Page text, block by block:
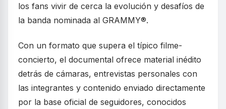
los fans vivir de cerca la evolución y desafíos de
la banda nominada al GRAMMY®.
Con un formato que supera el típico filme-
concierto, el documental ofrece material inédito
detrás de cámaras, entrevistas personales con
las integrantes y contenido enviado directamente
por la base oficial de seguidores, conocidos